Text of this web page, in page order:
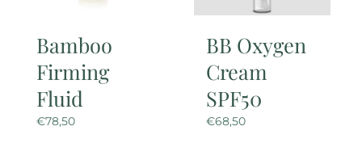
Bamboo
Firming
Fluid
€78,50
BB Oxygen
Cream
SPF50
€68,50